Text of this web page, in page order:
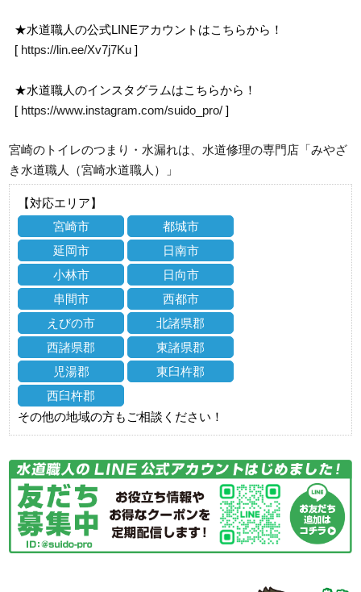
★水道職人の公式LINEアカウントはこちらから！
[ https://lin.ee/Xv7j7Ku ]
★水道職人のインスタグラムはこちらから！
[ https://www.instagram.com/suido_pro/ ]
宮崎のトイレのつまり・水漏れは、水道修理の専門店「みやざ
き水道職人（宮崎水道職人）」
【対応エリア】
宮崎市
都城市
延岡市
日南市
小林市
日向市
串間市
西都市
えびの市
北諸県郡
西諸県郡
東諸県郡
児湯郡
東臼杵郡
西臼杵郡
その他の地域の方もご相談ください！